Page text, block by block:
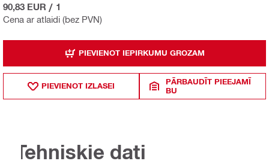
Cena ar atlaidi (bez PVN)
90,83 EUR / 1
PIEVIENOT IEPIRKUMU GROZAM
PIEVIENOT IZLASEI
PĀRBAUDĪT PIEEJAMĪ
BU
Tehniskie dati